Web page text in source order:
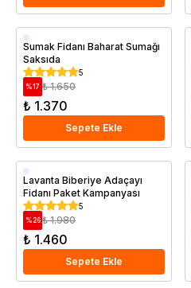
Saksıda
Sumak Fidanı Baharat Sumağı
Saksıda
5
%17 ₺ 1.650
₺ 1.370
Sepete Ekle
Saksıda
Lavanta Biberiye Adaçayı
Fidanı Paket Kampanyası
5
%26 ₺ 1.980
₺ 1.460
Sepete Ekle